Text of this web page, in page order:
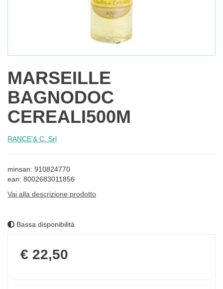
MARSEILLE
BAGNODOC
CEREALI500M
RANCE'& C. Srl
minsan: 910824770
ean: 8002683011856
Vai alla descrizione prodotto
Bassa disponibilità
Prezzo
€ 22,50